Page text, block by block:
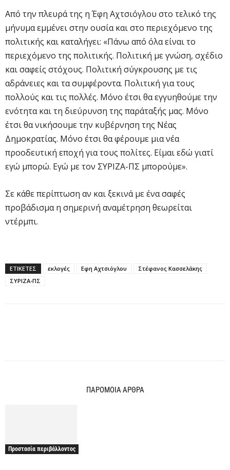
Από την πλευρά της η Έφη Αχτσιόγλου στο τελικό της
μήνυμα εμμένει στην ουσία και στο περιεχόμενο της
πολιτικής και καταλήγει: «Πάνω από όλα είναι το
περιεχόμενο της πολιτικής. Πολιτική με γνώση, σχέδιο
και σαφείς στόχους. Πολιτική σύγκρουσης με τις
αδράνειες και τα συμφέροντα. Πολιτική για τους
πολλούς και τις πολλές. Μόνο έτσι θα εγγυηθούμε την
ενότητα και τη διεύρυνση της παράταξής μας. Μόνο
έτσι θα νικήσουμε την κυβέρνηση της Νέας
Δημοκρατίας. Μόνο έτσι θα φέρουμε μια νέα
προοδευτική εποχή για τους πολίτες. Είμαι εδώ γιατί
εγώ μπορώ. Εγώ με τον ΣΥΡΙΖΑ-ΠΣ μπορούμε».
Σε κάθε περίπτωση αν και ξεκινά με ένα σαφές
προβάδισμα η σημερινή αναμέτρηση θεωρείται
ντέρμπι.
ΕΤΙΚΕΤΕΣ εκλογές Εφη Αχτσιόγλου
Στέφανος Κασσελάκης
ΣΥΡΙΖΑ-ΠΣ
ΠΑΡΟΜΟΙΑ ΑΡΘΡΑ
Προστασία περιβάλλοντος